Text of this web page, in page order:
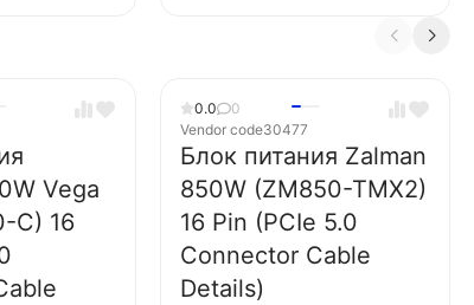
Vega
C) 16
0.0
0
Vendor code30477
Блок питания Zalman
850W (ZM850-TMX2)
16 Pin (PCIe 5.0
Connector Cable
Details)